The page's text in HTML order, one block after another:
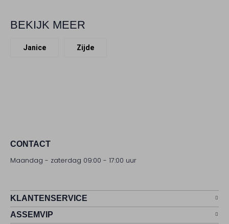
BEKIJK MEER
Janice Zijde
CONTACT
Maandag - zaterdag 09:00 - 17:00 uur
KLANTENSERVICE
ASSEMVIP